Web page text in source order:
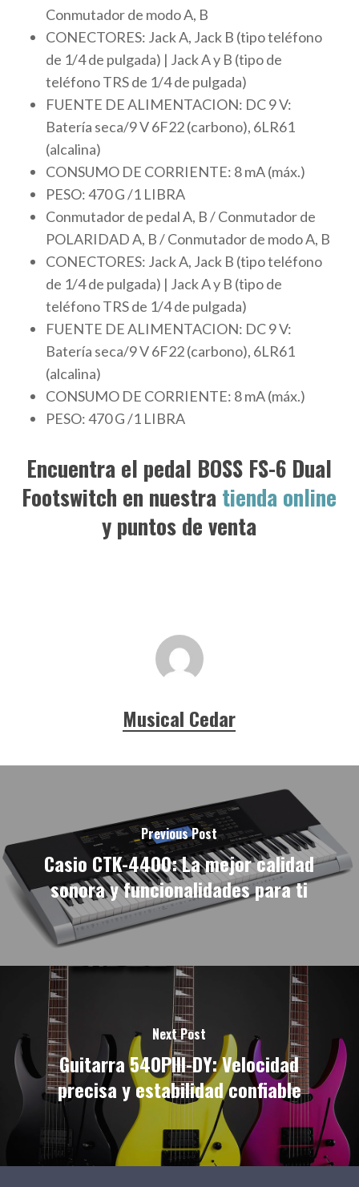
Conmutador de modo A, B
CONECTORES: Jack A, Jack B (tipo teléfono
de 1/4 de pulgada) | Jack A y B (tipo de
teléfono TRS de 1/4 de pulgada)
FUENTE DE ALIMENTACION: DC 9 V:
Batería seca/9 V 6F22 (carbono), 6LR61
(alcalina)
CONSUMO DE CORRIENTE: 8 mA (máx.)
PESO: 470 G /1 LIBRA
Conmutador de pedal A, B / Conmutador de
POLARIDAD A, B / Conmutador de modo A, B
CONECTORES: Jack A, Jack B (tipo teléfono
de 1/4 de pulgada) | Jack A y B (tipo de
teléfono TRS de 1/4 de pulgada)
FUENTE DE ALIMENTACION: DC 9 V:
Batería seca/9 V 6F22 (carbono), 6LR61
(alcalina)
CONSUMO DE CORRIENTE: 8 mA (máx.)
PESO: 470 G /1 LIBRA
Encuentra el pedal BOSS FS-6 Dual
Footswitch en nuestra tienda online
y puntos de venta
Musical Cedar
Previous Post
Casio CTK-4400: La mejor calidad
sonora y funcionalidades para ti
Next Post
Guitarra 540PIII-DY: Velocidad
precisa y estabilidad confiable